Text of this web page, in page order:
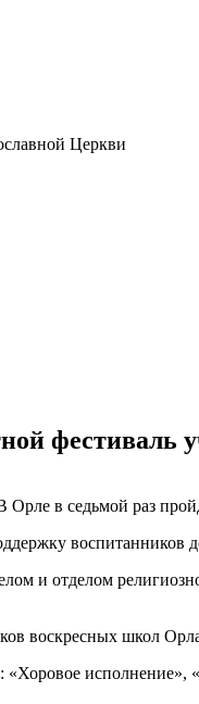
Церкви
фестиваль
и отделом
воскресных школ